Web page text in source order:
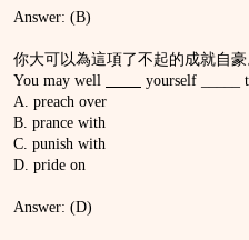
Answer: (B)
你大可以為這項了不起的成就自豪
You may well
yourself _____
A. preach over
B. prance with
C. punish with
D. pride on
Answer: (D)